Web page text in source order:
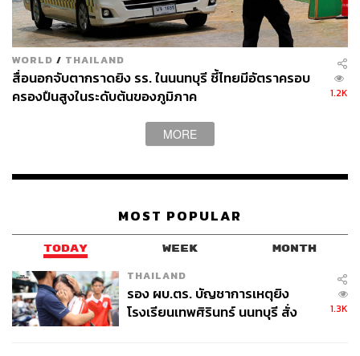
WORLD / THAILAND
สื่อนอกจับตากราดยิง รร. ในนนทบุรี ชี้ไทยมีอัตราครอบ
ครองปืนสูงในระดับต้นของภูมิภาค
1.2K
MORE
MOST POPULAR
TODAY WEEK MONTH
THAILAND
รอง ผบ.ตร. บัญชาการเหตุยิง
โรงเรียนเทพศิรินทร์ นนทบุรี สั่ง
1.3K